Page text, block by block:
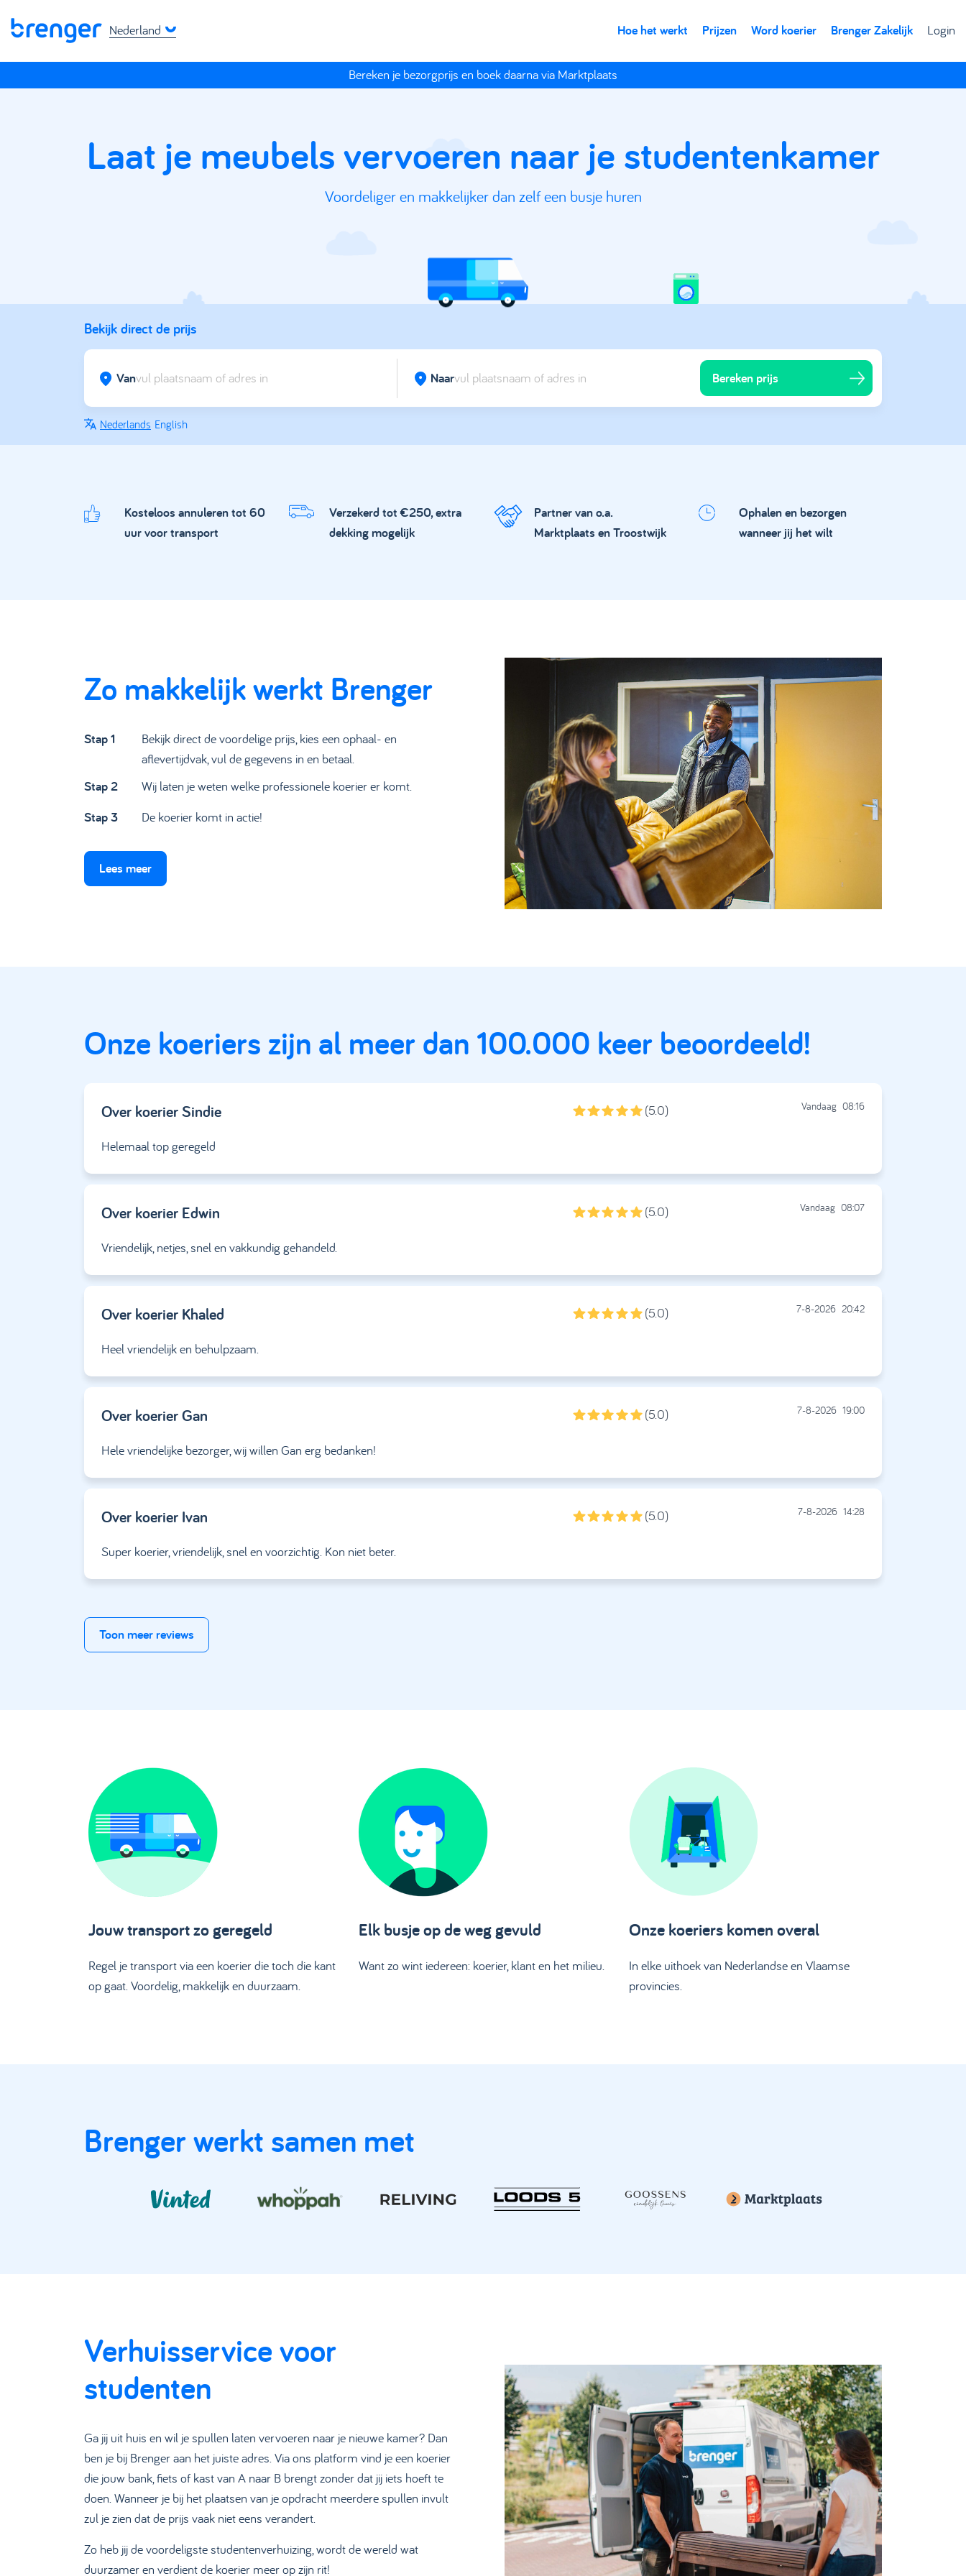
Nederland Hoe het werkt Prijzen Word koerier Brenger Zakelijk Login
Bereken je bezorgprijs en boek daarna via Marktplaats
Laat je meubels vervoeren naar je studentenkamer
Voordeliger en makkelijker dan zelf een busje huren
Bekijk direct de prijs
Van Naar Bereken prijs
Nederlands English
Kosteloos annuleren tot 60
uur voor transport
Verzekerd tot €250, extra
dekking mogelijk
Partner van o.a.
Marktplaats en Troostwijk
Ophalen en bezorgen
wanneer jij het wilt
Zo makkelijk werkt Brenger
Stap 1
Bekijk direct de voordelige prijs, kies een ophaal- en
aflevertijdvak, vul de gegevens in en betaal.
Stap 2
Wij laten je weten welke professionele koerier er komt.
Stap 3
De koerier komt in actie!
Lees meer
Onze koeriers zijn al meer dan 100.000 keer beoordeeld!
Over koerierSindie (5.0) Vandaag 08:16
Helemaal top geregeld
Over koerier Edwin (5.0) Vandaag 08:07
Vriendelijk, netjes, snel en vakkundig gehandeld.
Over koerier Khaled (5.0) 7-8-2026 20:42
Heel vriendelijk en behulpzaam.
Over koerierGan (5.0) 7-8-2026 19:00
Hele vriendelijke bezorger, wij willen Gan erg bedanken!
Over koerier Ivan (5.0) 7-8-2026 14:28
Super koerier, vriendelijk, snel en voorzichtig. Kon niet beter.
Toon meer reviews
Jouw transport zo geregeld
Regel je transport via een koerier die toch die kant
op gaat. Voordelig, makkelijk en duurzaam.
Elk busje op de weg gevuld
Want zo wint iedereen: koerier, klant en het milieu.
Onze koeriers komen overal
In elke uithoek van Nederlandse en Vlaamse
provincies.
Brenger werkt samen met
Verhuisservice voor
studenten
Ga jij uit huis en wil je spullen laten vervoeren naar je nieuwe kamer? Dan
ben je bij Brenger aan het juiste adres. Via ons platform vind je een koerier
die jouw bank, fiets of kast van A naar B brengt zonder dat jij iets hoeft te
doen. Wanneer je bij het plaatsen van je opdracht meerdere spullen invult
zul je zien dat de prijs vaak niet eens verandert.
Zo heb jij de voordeligste studentenverhuizing, wordt de wereld wat
duurzamer en verdient de koerier meer op zijn rit!